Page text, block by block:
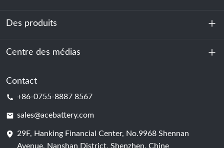
À propos de nous
Durabilité
Des produits
Stockage d'énergie
Centre de données et salle des serveurs
Cellule de batterie
Centre des médias
Nouvelles
Contact
+86-0755-8887 8567
sales@acebattery.com
29F, Hanking Financial Center, No.9968 Shennan
Avenue, Nanshan District, Shenzhen, Chine